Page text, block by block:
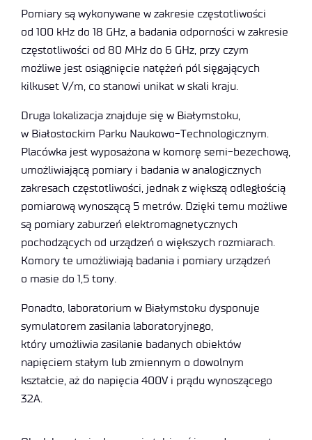
Pomiary są wykonywane w zakresie częstotliwości
od 100 kHz do 18 GHz, a badania odporności w zakresie
częstotliwości od 80 MHz do 6 GHz, przy czym
możliwe jest osiągnięcie natężeń pól sięgających
kilkuset V/m, co stanowi unikat w skali kraju.
Druga lokalizacja znajduje się w Białymstoku,
w Białostockim Parku Naukowo-Technologicznym.
Placówka jest wyposażona w komorę semi-bezechową,
umożliwiającą pomiary i badania w analogicznych
zakresach częstotliwości, jednak z większą odległością
pomiarową wynoszącą 5 metrów. Dzięki temu możliwe
są pomiary zaburzeń elektromagnetycznych
pochodzących od urządzeń o większych rozmiarach.
Komory te umożliwiają badania i pomiary urządzeń
o masie do 1,5 tony.
Ponadto, laboratorium w Białymstoku dysponuje
symulatorem zasilania laboratoryjnego,
który umożliwia zasilanie badanych obiektów
napięciem stałym lub zmiennym o dowolnym
kształcie, aż do napięcia 400V i prądu wynoszącego
32A.